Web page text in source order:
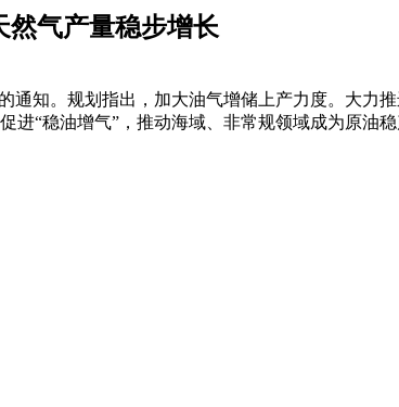
然气产量稳步增长
通知。规划指出，加大油气增储上产力度。大力
“稳油增气”，推动海域、非常规领域成为原油